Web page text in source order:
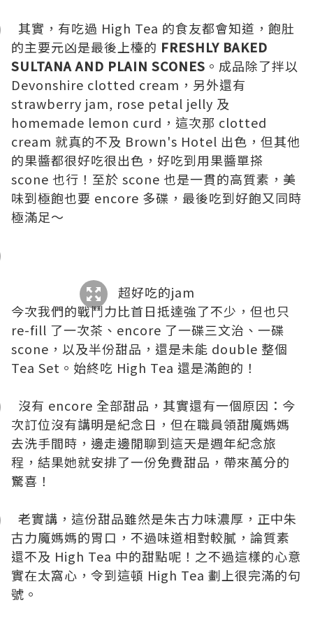
其實，有吃過 High Tea 的食友都會知道，飽肚
的主要元凶是最後上檯的 FRESHLY BAKED
SULTANA AND PLAIN SCONES 。成品除了拌以
Devonshire clotted cream，另外還有
strawberry jam, rose petal jelly 及
homemade lemon curd，這次那 clotted
cream 就真的不及 Brown's Hotel 出色，但其他
的果醬都很好吃很出色，好吃到用果醬單搽
scone 也行！至於 scone 也是一貫的高質素，美
味到極飽也要 encore 多碟，最後吃到好飽又同時
極滿足～
超好吃的jam
今次我們的戰鬥力比首日抵達強了不少，但也只
re-fill 了一次茶、encore 了一碟三文治、一碟
scone，以及半份甜品，還是未能 double 整個
Tea Set。始終吃 High Tea 還是滿飽的！
沒有 encore 全部甜品，其實還有一個原因：今
次訂位沒有講明是紀念日，但在職員領甜魔媽媽
去洗手間時，邊走邊閒聊到這天是週年紀念旅
程，結果她就安排了一份免費甜品，帶來萬分的
驚喜！
老實講，這份甜品雖然是朱古力味濃厚，正中朱
古力魔媽媽的胃口，不過味道相對較膩，論質素
還不及 High Tea 中的甜點呢！之不過這樣的心意
實在太窩心，令到這頓 High Tea 劃上很完滿的句
號。